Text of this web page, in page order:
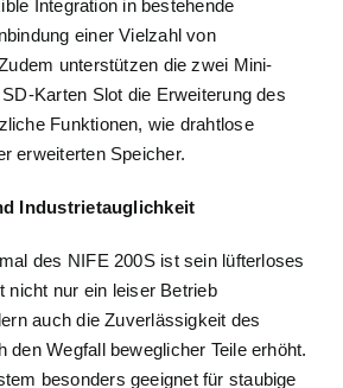
Integration in bestehende
einer Vielzahl von
unterstützen die zwei Mini-
Karten Slot die Erweiterung des
Funktionen, wie drahtlose
erweiterten Speicher.
Industrietauglichkeit
des NIFE 200S ist sein lüfterloses
nicht nur ein leiser Betrieb
auch die Zuverlässigkeit des
den Wegfall beweglicher Teile erhöht.
besonders geeignet für staubige